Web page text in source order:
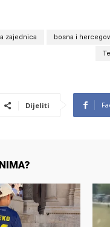
zajednica bosna i
Dijeliti